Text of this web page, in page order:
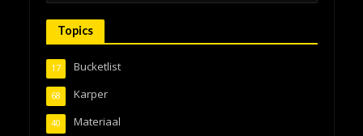
Topics
Bucketlist
17
Karper
68
Materiaal
40